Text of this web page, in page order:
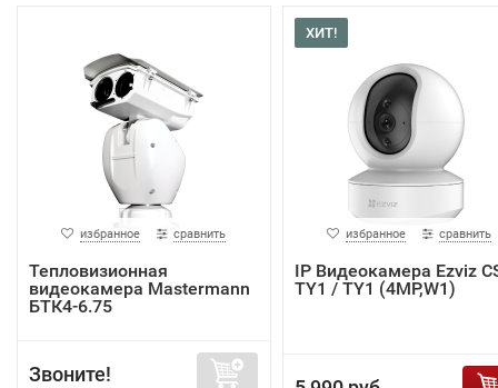
избранное сравнить
Тепловизионная
видеокамера Mastermann
БТК4-6.75
Звоните!
ХИТ!
избранное сравнить
IP Видеокамера Ezviz
TY1 / TY1 (4MP,W1)